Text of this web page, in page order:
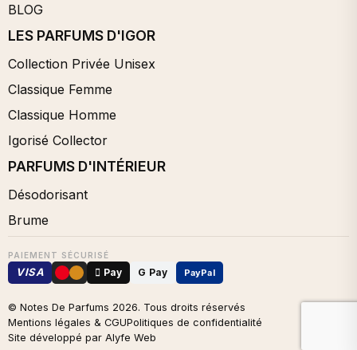
BLOG
LES PARFUMS D'IGOR
Collection Privée Unisex
Classique Femme
Classique Homme
Igorisé Collector
PARFUMS D'INTÉRIEUR
Désodorisant
Brume
PAIEMENT SÉCURISÉ
VISA  Pay G Pay PayPal
© Notes De Parfums 2026. Tous droits réservés
Mentions légales & CGUPolitiques de confidentialité
Site développé par Alyfe Web